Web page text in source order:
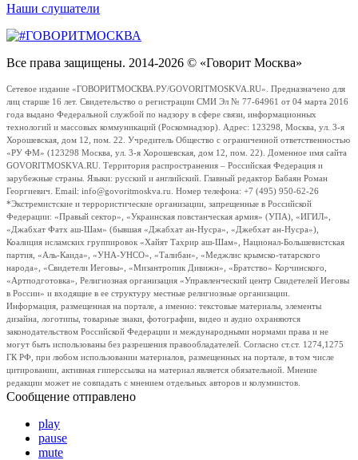
Наши слушатели
Все права защищены. 2014-2026 © «Говорит Москва»
Сетевое издание «ГОВОРИТМОСКВА.РУ/GOVORITMOSKVA.RU». Предназначено для
лиц старше 16 лет. Свидетельство о регистрации СМИ Эл № 77-64961 от 04 марта 2016
года выдано Федеральной службой по надзору в сфере связи, информационных
технологий и массовых коммуникаций (Роскомнадзор). Адрес: 123298, Москва, ул. 3-я
Хорошевская, дом 12, пом. 22. Учредитель Общество с ограниченной ответственностью
«РУ ФМ» (123298 Москва, ул. 3-я Хорошевская, дом 12, пом. 22). Доменное имя сайта
GOVORITMOSKVA.RU. Территория распространения – Российская Федерация и
зарубежные страны. Языки: русский и английский. Главный редактор Бабаян Роман
Георгиевич. Email: info@govoritmoskva.ru. Номер телефона: +7 (495) 950-62-26
*Экстремистские и террористические организации, запрещенные в Российской
Федерации: «Правый сектор», «Украинская повстанческая армия» (УПА), «ИГИЛ»,
«Джабхат Фатх аш-Шам» (бывшая «Джабхат ан-Нусра», «Джебхат ан-Нусра»),
Коалиция исламских группировок «Хайят Тахрир аш-Шам», Национал-Большевистская
партия, «Аль-Каида», «УНА-УНСО», «Талибан», «Меджлис крымско-татарского
народа», «Свидетели Иеговы», «Мизантропик Дивижн», «Братство» Корчинского,
«Артподготовка», Религиозная организация «Управленческий центр Свидетелей Иеговы
в России» и входящие в ее структуру местные религиозные организации.
Информация, размещенная на портале, а именно: текстовые материалы, элементы
дизайна, логотипы, товарные знаки, фотографии, видео и аудио охраняются
законодательством Российской Федерации и международными нормами права и не
могут быть использованы без разрешения правообладателей. Согласно ст.ст. 1274,1275
ГК РФ, при любом использовании материалов, размещенных на портале, в том числе
цитировании, активная гиперссылка на материал является обязательной. Мнение
редакции может не совпадать с мнением отдельных авторов и колумнистов.
Сообщение отправлено
play
pause
mute